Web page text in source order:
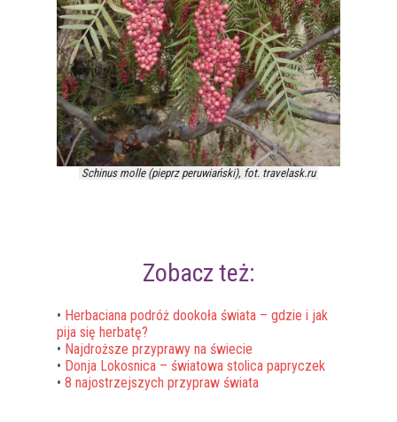
Schinus molle (pieprz peruwiański), fot. travelask.ru
Zobacz też:
• Herbaciana podróż dookoła świata – gdzie i jak
pija się herbatę?
• Najdroższe przyprawy na świecie
• Donja Lokosnica – światowa stolica papryczek
• 8 najostrzejszych przypraw świata